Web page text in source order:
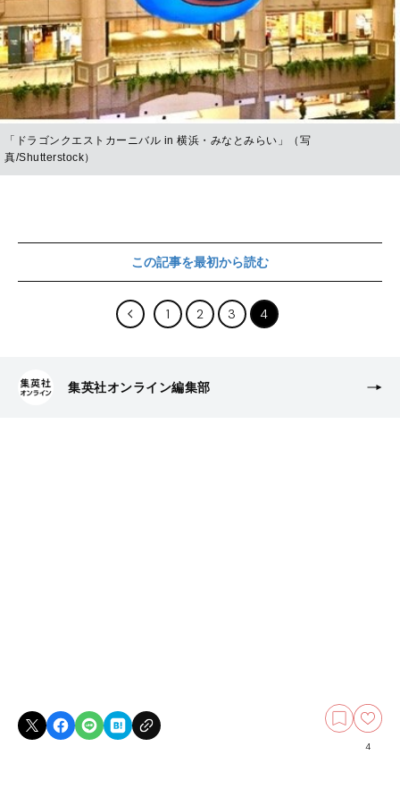
「ドラゴンクエストカーニバル in 横浜・みなとみらい」（写
真/Shutterstock）
この記事を最初から読む
1 2 3 4
集英社オンライン編集部
4